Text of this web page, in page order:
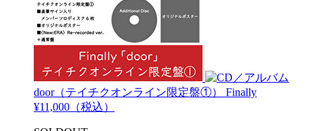
door（テイチクオンライン限定盤①） Finally
¥11,000（税込）